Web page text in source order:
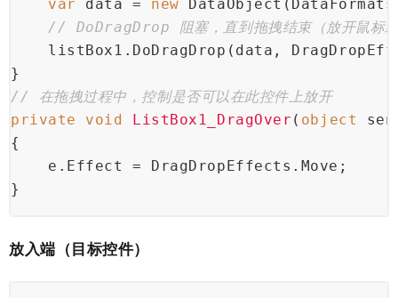
var data = new
// DoDragDrop 阻塞，直到拖拽结束（放开鼠标
listBox1.DoDragDrop(data,
}
// 在拖拽过程中，控制是否可以在此控件上放开
private
void ListBox1_DragOver ( object
{
e.Effect = DragDropEffects.Move;
}
放入端（目标控件）